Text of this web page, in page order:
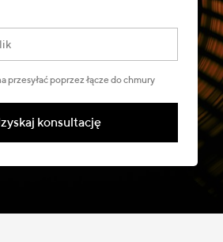
przesyłać poprzez łącze do chmury
konsultację